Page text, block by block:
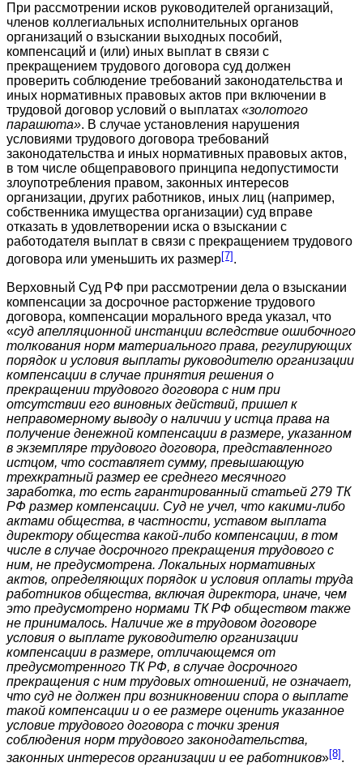
При рассмотрении исков руководителей организаций,
членов коллегиальных исполнительных органов
организаций о взыскании выходных пособий,
компенсаций и (или) иных выплат в связи с
прекращением трудового договора суд должен
проверить соблюдение требований законодательства и
иных нормативных правовых актов при включении в
трудовой договор условий о выплатах «золотого
парашюта». В случае установления нарушения
условиями трудового договора требований
законодательства и иных нормативных правовых актов,
в том числе общеправового принципа недопустимости
злоупотребления правом, законных интересов
организации, других работников, иных лиц (например,
собственника имущества организации) суд вправе
отказать в удовлетворении иска о взыскании с
работодателя выплат в связи с прекращением трудового
договора или уменьшить их размер[7].
Верховный Суд РФ при рассмотрении дела о взыскании
компенсации за досрочное расторжение трудового
договора, компенсации морального вреда указал, что
«суд апелляционной инстанции вследствие ошибочного
толкования норм материального права, регулирующих
порядок и условия выплаты руководителю организации
компенсации в случае принятия решения о
прекращении трудового договора с ним при
отсутствии его виновных действий, пришел к
неправомерному выводу о наличии у истца права на
получение денежной компенсации в размере, указанном
в экземпляре трудового договора, представленного
истцом, что составляет сумму, превышающую
трехкратный размер ее среднего месячного
заработка, то есть гарантированный статьей 279 ТК
РФ размер компенсации. Суд не учел, что какими-либо
актами общества, в частности, уставом выплата
директору общества какой-либо компенсации, в том
числе в случае досрочного прекращения трудового с
ним, не предусмотрена. Локальных нормативных
актов, определяющих порядок и условия оплаты труда
работников общества, включая директора, иначе, чем
это предусмотрено нормами ТК РФ обществом также
не принималось. Наличие же в трудовом договоре
условия о выплате руководителю организации
компенсации в размере, отличающемся от
предусмотренного ТК РФ, в случае досрочного
прекращения с ним трудовых отношений, не означает,
что суд не должен при возникновении спора о выплате
такой компенсации и о ее размере оценить указанное
условие трудового договора с точки зрения
соблюдения норм трудового законодательства,
законных интересов организации и ее работников»[8].